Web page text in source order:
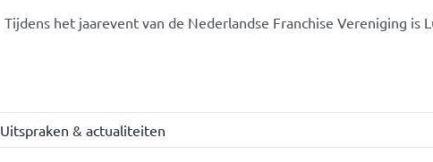
Tijdens het jaarevent van de Nederlandse Franchise Vereniging is
Uitspraken & actualiteiten